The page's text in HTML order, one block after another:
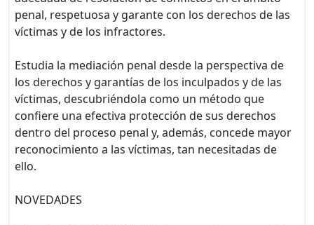
penal, respetuosa y garante con los derechos de las
víctimas y de los infractores.
Estudia la mediación penal desde la perspectiva de
los derechos y garantías de los inculpados y de las
víctimas, descubriéndola como un método que
confiere una efectiva protección de sus derechos
dentro del proceso penal y, además, concede mayor
reconocimiento a las víctimas, tan necesitadas de
ello.
NOVEDADES